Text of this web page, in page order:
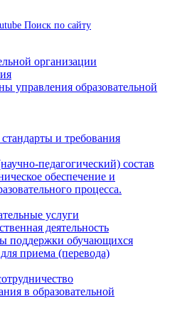
Поиск по сайту
организации
управления образовательной
и требования
педагогический) состав
обеспечение и
процесса.
услуги
деятельность
поддержки обучающихся
приема (перевода)
в образовательной